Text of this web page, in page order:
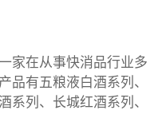
家在从事快消品行业多
品有五粮液白酒系列、
系列、长城红酒系列、